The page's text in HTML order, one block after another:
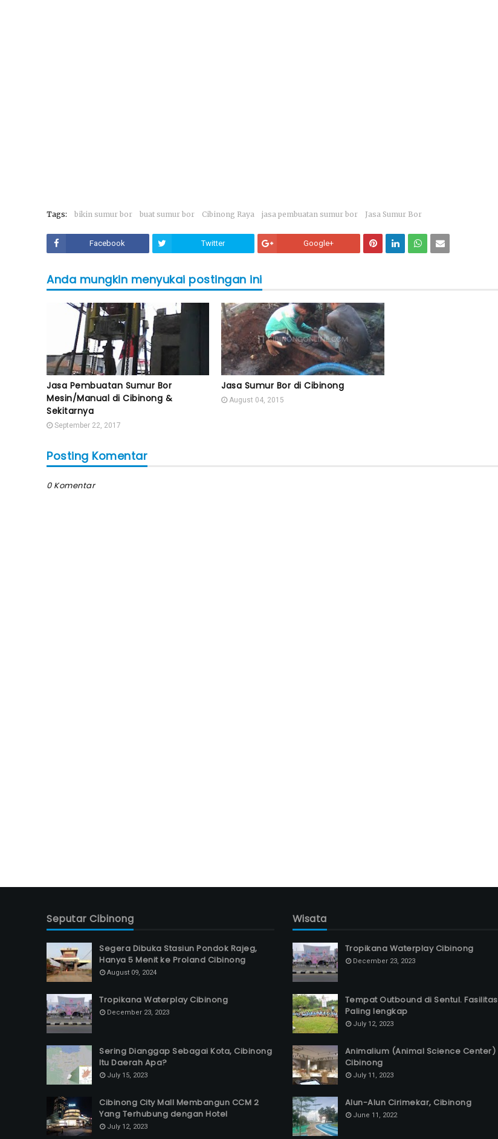
Tags: bikin sumur bor buat sumur bor Cibinong Raya jasa pembuatan sumur bor Jasa Sumur Bor
Facebook Twitter Google+
Anda mungkin menyukai postingan ini
Jasa Pembuatan Sumur Bor
Mesin/Manual di Cibinong &
Sekitarnya
September 22, 2017
Jasa Sumur Bor di Cibinong
August 04, 2015
Posting Komentar
0 Komentar
Seputar Cibinong
Segera Dibuka Stasiun Pondok Rajeg,
Hanya 5 Menit ke Proland Cibinong
August 09, 2024
Tropikana Waterplay Cibinong
December 23, 2023
Sering Dianggap Sebagai Kota, Cibinong
Itu Daerah Apa?
July 15, 2023
Cibinong City Mall Membangun CCM 2
Yang Terhubung dengan Hotel
July 12, 2023
Wisata
Tropikana Waterplay Cibinong
December 23, 2023
Tempat Outbound di Sentul. Fasilitas
Paling lengkap
July 12, 2023
Animalium (Animal Science Center)
Cibinong
July 11, 2023
Alun-Alun Cirimekar, Cibinong
June 11, 2022